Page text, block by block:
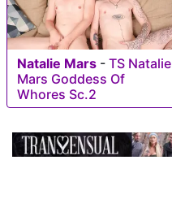
Natalie Mars - TS Natalie
Mars Goddess Of
Whores Sc.2